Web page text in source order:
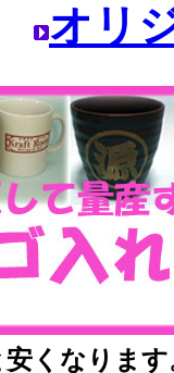
オリ
くなりま